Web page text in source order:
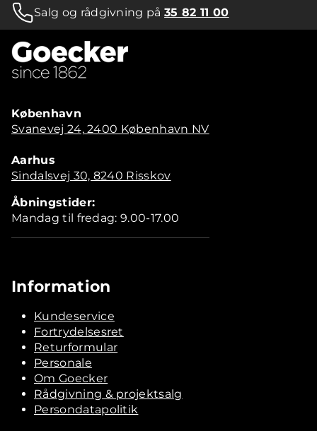
Salg og rådgivning på35 82 11 00
København
Svanevej 24, 2400 København NV
Aarhus
Sindalsvej 30, 8240 Risskov
Åbningstider:
Mandag til fredag: 9.00-17.00
Information
Kundeservice
Fortrydelsesret
Returformular
Personale
Om Goecker
Rådgivning & projektsalg
Persondatapolitik